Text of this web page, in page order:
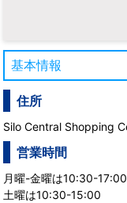
基本情報
住所
Silo Central Shopping
営業時間
月曜-金曜は10:30-17:00
土曜は10:30-15:00